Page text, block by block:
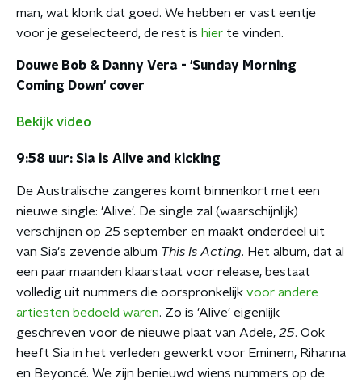
man, wat klonk dat goed. We hebben er vast eentje
voor je geselecteerd, de rest is hier te vinden.
Douwe Bob & Danny Vera - 'Sunday Morning
Coming Down' cover
Bekijk video
9:58 uur: Sia is Alive and kicking
De Australische zangeres komt binnenkort met een
nieuwe single: 'Alive'. De single zal (waarschijnlijk)
verschijnen op 25 september en maakt onderdeel uit
van Sia's zevende album This Is Acting. Het album, dat al
een paar maanden klaarstaat voor release, bestaat
volledig uit nummers die oorspronkelijk voor andere
artiesten bedoeld waren. Zo is 'Alive' eigenlijk
geschreven voor de nieuwe plaat van Adele, 25. Ook
heeft Sia in het verleden gewerkt voor Eminem, Rihanna
en Beyoncé. We zijn benieuwd wiens nummers op de